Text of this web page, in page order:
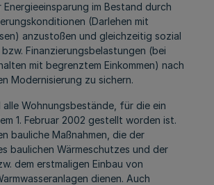
im Bestand durch
(Darlehen mit
anzustoßen und gleichzeitig sozial
Finanzierungsbelastungen (bei
mit begrenztem Einkommen) nach
Modernisierung zu sichern.
Wohnungsbestände, für die ein
1. Februar 2002 gestellt worden ist.
bauliche Maßnahmen, die der
baulichen Wärmeschutzes und der
dem erstmaligen Einbau von
dienen. Auch